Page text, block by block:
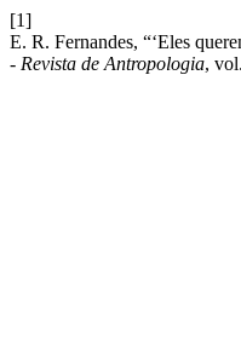
[1]
E. R. Fernandes, “‘Eles
- Revista de Antropologia,